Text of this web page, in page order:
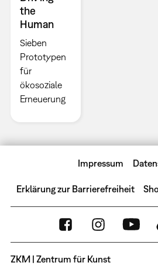
the
Human
Sieben
Prototypen
für
ökosoziale
Erneuerung
Impressum
Erklärung zur Barrierefreiheit
ZKM | Zentrum für Kunst